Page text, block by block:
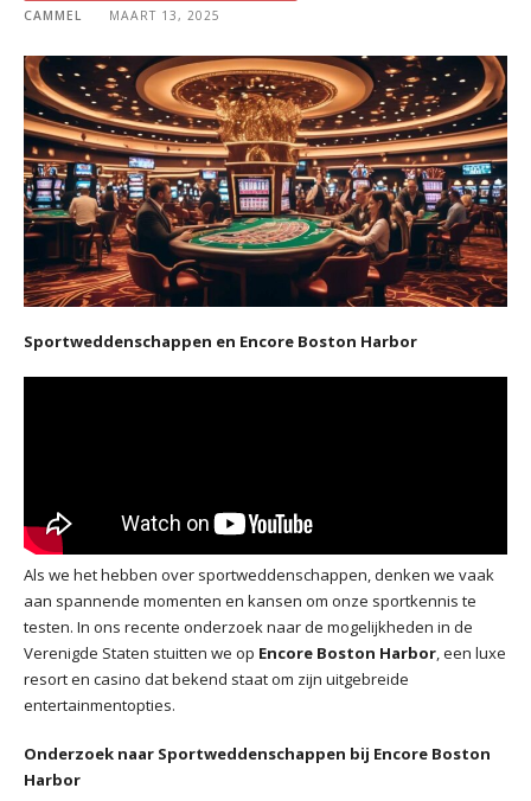
CAMMEL
MAART 13, 2025
Sportweddenschappen en Encore Boston Harbor
Als we het hebben over sportweddenschappen, denken we vaak
aan spannende momenten en kansen om onze sportkennis te
testen. In ons recente onderzoek naar de mogelijkheden in de
Verenigde Staten stuitten we op Encore Boston Harbor, een luxe
resort en casino dat bekend staat om zijn uitgebreide
entertainmentopties.
Onderzoek naar Sportweddenschappen bij Encore Boston
Harbor